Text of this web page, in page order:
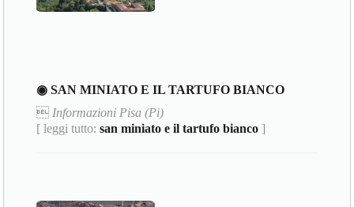
◉ SAN MINIATO E IL TARTUFO BIANCO
 Informazioni Pisa (Pi)
[ leggi tutto:san miniato e il tartufo bianco ]